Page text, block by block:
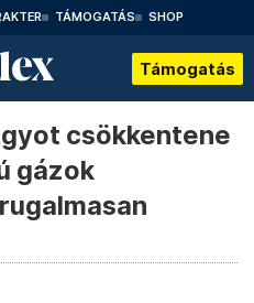
TÁMOGATÁS SHOP
Támogatás
csökkentene
gázok